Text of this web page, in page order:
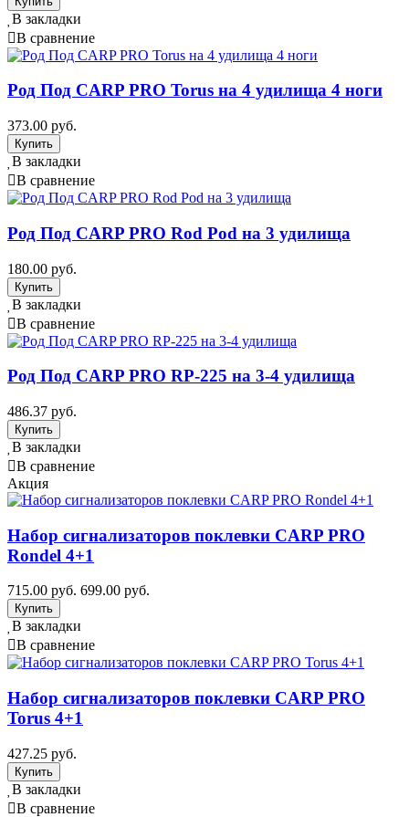
В закладки
В сравнение
Род Под CARP PRO Torus на 4 удилища 4 ноги
373.00 руб.
В закладки
В сравнение
Род Под CARP PRO Rod Pod на 3 удилища
180.00 руб.
В закладки
В сравнение
Род Под CARP PRO RP-225 на 3-4 удилища
486.37 руб.
В закладки
В сравнение
Акция
Набор сигнализаторов поклевки CARP PRO
Rondel 4+1
715.00 руб. 699.00 руб.
В закладки
В сравнение
Набор сигнализаторов поклевки CARP PRO
Torus 4+1
427.25 руб.
В закладки
В сравнение